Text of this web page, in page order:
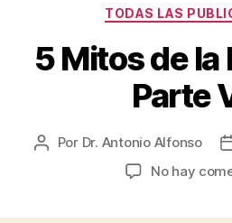
tu
TODAS LAS
5 Mitos de
Parte
Autor
Por Dr. Antonio Alfonso
No hay